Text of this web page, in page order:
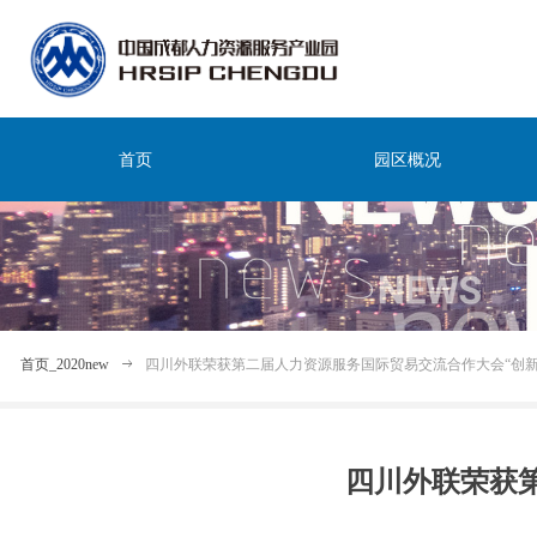
首页 园区概况
四川外联荣获
首页_2020new ꁹ 四川外联荣获第二届人力资源服务国际贸易交流合作大会“创